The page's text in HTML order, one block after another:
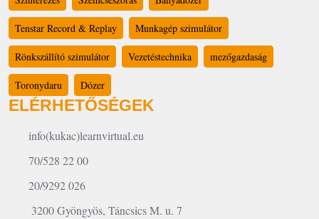
Tenstar Record & Replay Munkagép szimulátor
Rönkszállító szimulátor Vezetéstechnika mezőgazdaság
Toronydaru Dózer
ELÉRHETŐSÉGEK
info(kukac)learnvirtual.eu
70/528 22 00
20/9292 026
3200 Gyöngyös, Táncsics M. u. 7